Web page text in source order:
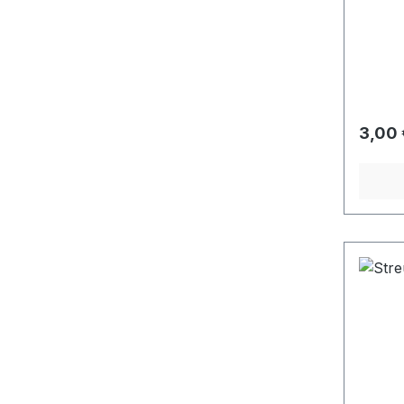
3,00